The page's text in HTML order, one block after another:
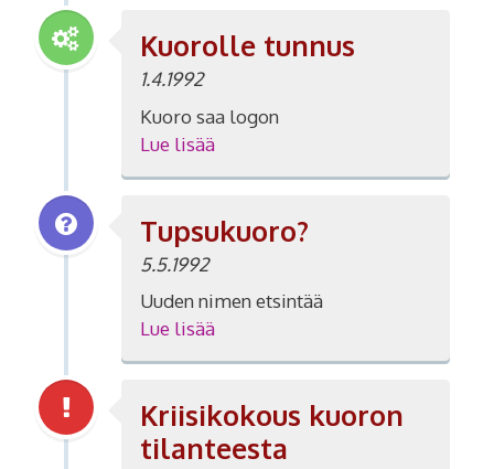
Kuorolle tunnus
1.4.1992
Kuoro saa logon
Lue lisää
Tupsukuoro?
5.5.1992
Uuden nimen etsintää
Lue lisää
Kriisikokous kuoron
tilanteesta